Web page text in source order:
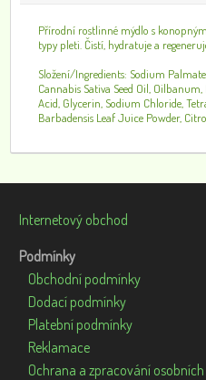
Přírodní rostlinné mýdlo s
typy pleti. Čistí, hydratuje a
Složení/Ingredients: Sodium
Cannabis Sativa Seed Oil,
Acid, Glycerin, Sodium Chloride,
Barbadensis Leaf Juice Powder,
Internetový obchod
Podmínky
Obchodní podmínky
Dodací podmínky
Platební podmínky
Reklamace
Ochrana a zpracování